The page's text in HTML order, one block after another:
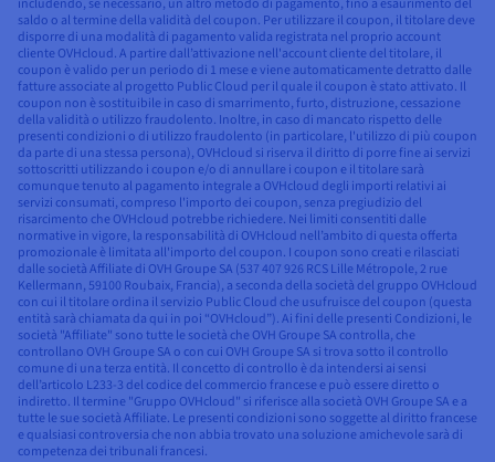
saldo o al termine della validità del coupon. Per utilizzare il coupon, il titolare deve
disporre di una modalità di pagamento valida registrata nel proprio account
cliente OVHcloud. A partire dall’attivazione nell'account cliente del titolare, il
coupon è valido per un periodo di 1 mese e viene automaticamente detratto dalle
fatture associate al progetto Public Cloud per il quale il coupon è stato attivato. Il
coupon non è sostituibile in caso di smarrimento, furto, distruzione, cessazione
della validità o utilizzo fraudolento. Inoltre, in caso di mancato rispetto delle
presenti condizioni o di utilizzo fraudolento (in particolare, l'utilizzo di più coupon
da parte di una stessa persona), OVHcloud si riserva il diritto di porre fine ai servizi
sottoscritti utilizzando i coupon e/o di annullare i coupon e il titolare sarà
comunque tenuto al pagamento integrale a OVHcloud degli importi relativi ai
servizi consumati, compreso l'importo dei coupon, senza pregiudizio del
risarcimento che OVHcloud potrebbe richiedere. Nei limiti consentiti dalle
normative in vigore, la responsabilità di OVHcloud nell’ambito di questa offerta
promozionale è limitata all'importo del coupon. I coupon sono creati e rilasciati
dalle società Affiliate di OVH Groupe SA (537 407 926 RCS Lille Métropole, 2 rue
Kellermann, 59100 Roubaix, Francia), a seconda della società del gruppo OVHcloud
con cui il titolare ordina il servizio Public Cloud che usufruisce del coupon (questa
entità sarà chiamata da qui in poi “OVHcloud”). Ai fini delle presenti Condizioni, le
società "Affiliate" sono tutte le società che OVH Groupe SA controlla, che
controllano OVH Groupe SA o con cui OVH Groupe SA si trova sotto il controllo
comune di una terza entità. Il concetto di controllo è da intendersi ai sensi
dell’articolo L233-3 del codice del commercio francese e può essere diretto o
indiretto. Il termine "Gruppo OVHcloud" si riferisce alla società OVH Groupe SA e a
tutte le sue società Affiliate. Le presenti condizioni sono soggette al diritto francese
e qualsiasi controversia che non abbia trovato una soluzione amichevole sarà di
competenza dei tribunali francesi.